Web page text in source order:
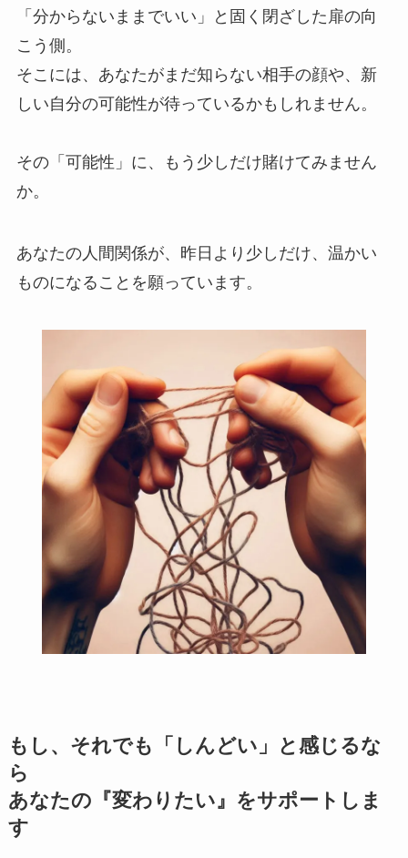
「分からないままでいい」と固く閉ざした扉の向
こう側。
そこには、あなたがまだ知らない相手の顔や、新
しい自分の可能性が待っているかもしれません。
その「可能性」に、もう少しだけ賭けてみません
か。
あなたの人間関係が、昨日より少しだけ、温かい
ものになることを願っています。
もし、それでも「しんどい」と感じるな
ら
あなたの『変わりたい』をサポートしま
す